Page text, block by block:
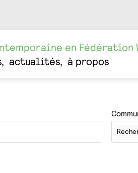
en Fédération
actualités à propos